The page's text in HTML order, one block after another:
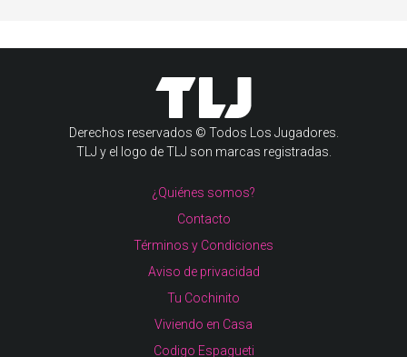
Derechos reservados © Todos Los Jugadores.
TLJ y el logo de TLJ son marcas registradas.
¿Quiénes somos?
Contacto
Términos y Condiciones
Aviso de privacidad
Tu Cochinito
Viviendo en Casa
Codigo Espagueti